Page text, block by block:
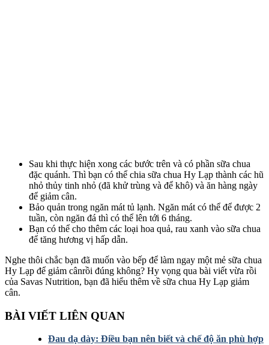
Sau khi thực hiện xong các bước trên và có phần sữa chua
đặc quánh. Thì bạn có thể chia sữa chua Hy Lạp thành các hũ
nhỏ thủy tinh nhỏ (đã khử trùng và để khô) và ăn hàng ngày
để giảm cân.
Bảo quản trong ngăn mát tủ lạnh. Ngăn mát có thể để được 2
tuần, còn ngăn đá thì có thể lên tới 6 tháng.
Bạn có thể cho thêm các loại hoa quả, rau xanh vào sữa chua
để tăng hương vị hấp dẫn.
Nghe thôi chắc bạn đã muốn vào bếp để làm ngay một mẻ sữa chua
Hy Lạp để giảm cânrồi đúng không? Hy vọng qua bài viết vừa rồi
của Savas Nutrition, bạn đã hiểu thêm về sữa chua Hy Lạp giảm
cân.
BÀI VIẾT LIÊN QUAN
Đau dạ dày: Điều bạn nên biết và chế độ ăn phù hợp